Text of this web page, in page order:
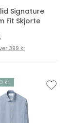
Signature
Fit Skjorte
399 kr
kr.